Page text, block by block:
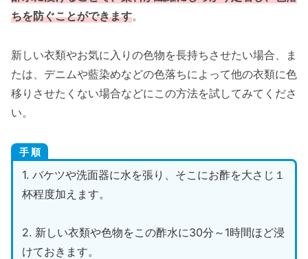
ちを防ぐことができます。
新しい衣類やお気に入りの色物を長持ちさせたい場合、ま
たは、デニムや藍染めなどの色落ちによって他の衣類に色
移りさせたくない場合などにこの方法を試してみてくださ
い。
手 順
1. バケツや洗面器に水を張り、そこにお酢を大さじ１
杯程度加えます。
2. 新しい衣類や色物をこの酢水に30分～1時間ほど浸
けておきます。